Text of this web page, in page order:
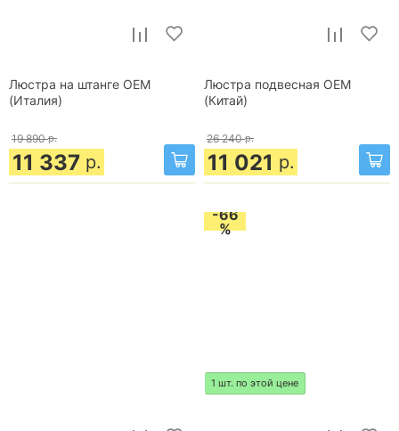
Люстра на штанге OEM
(Италия)
19 890 р.
11 337 р.
Люстра подвесная OEM
(Китай)
26 240 р.
11 021 р.
-66
%
1 шт. по этой цене